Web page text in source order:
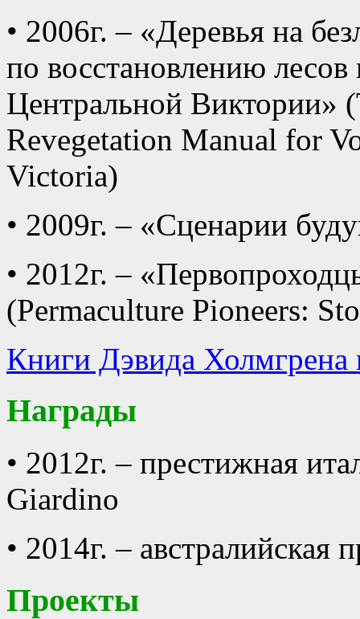
• 2006г. – «Деревья на
по восстановлению
Центральной Виктории»
Revegetation Manual for
Victoria)
• 2009г. – «Сценарии
• 2012г. –
(Permaculture Pioneers:
Книги Дэвида Холмгрена
Награды
• 2012г. – престижная
Giardino
• 2014г. –
Проекты